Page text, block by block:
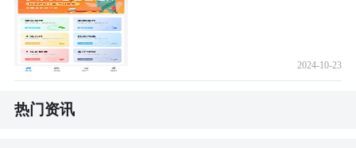
2024-10-23
热门资讯